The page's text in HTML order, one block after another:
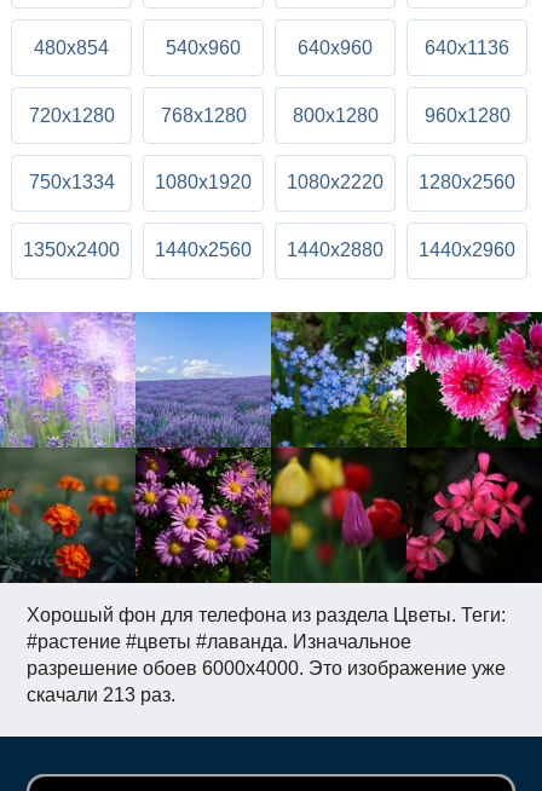
Хорошый фон для телефона из раздела Цветы. Теги:
#растение #цветы #лаванда. Изначальное
разрешение обоев 6000x4000. Это изображение уже
скачали 213 раз.
480x854 540x960 640x960 640x1136
720x1280 768x1280 800x1280 960x1280
750x1334 1080x1920 1080x2220 1280x2560
1350x2400 1440x2560 1440x2880 1440x2960